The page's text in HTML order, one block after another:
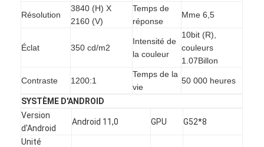
A propos de nous
Visite d'usine
Contrôle de la qualité
Résolution
3840 (H) X
2160 (V)
Temps de
réponse
Mme 6,5
Éclat 350 cd/m2
Intensité de
la couleur
10bit (R),
couleurs
1.07Billon
Contraste 1200:1
Temps de la
vie
50 000 heures
SYSTÈME D'ANDROID
Version
d'Android
Android 11,0 GPU G52*8
Unité